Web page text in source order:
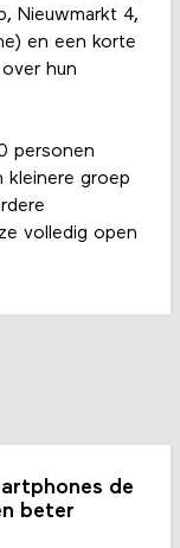
Nieuwmarkt 4,
en een korte
hun
personen
kleinere groep
volledig open
de
beter